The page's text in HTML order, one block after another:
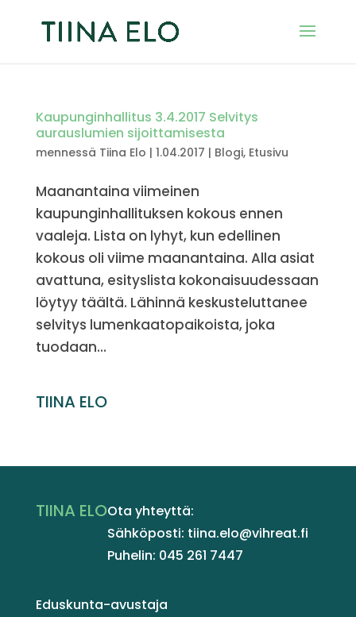
Kaupunginhallitus 3.4.2017 Selvitys
aurauslumien sijoittamisesta
mennessä Tiina Elo | 1.04.2017 | Blogi, Etusivu
Maanantaina viimeinen
kaupunginhallituksen kokous ennen
vaaleja. Lista on lyhyt, kun edellinen
kokous oli viime maanantaina. Alla asiat
avattuna, esityslista kokonaisuudessaan
löytyy täältä. Lähinnä keskusteluttanee
selvitys lumenkaatopaikoista, joka
tuodaan...
TIINA ELO
TIINA ELOOta yhteyttä:
Sähköposti: tiina.elo@vihreat.fi
Puhelin: 045 261 7447
Eduskunta-avustaja